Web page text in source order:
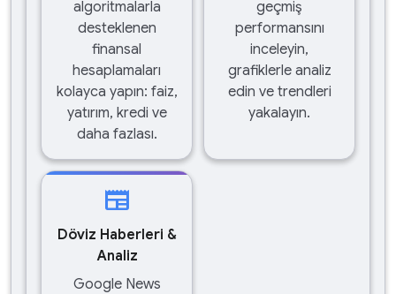
algoritmalarla
desteklenen
finansal
hesaplamaları
kolayca yapın: faiz,
yatırım, kredi ve
daha fazlası.
geçmiş
performansını
inceleyin,
grafiklerle analiz
edin ve trendleri
yakalayın.
newspaper
Döviz Haberleri &
Analiz
Google News